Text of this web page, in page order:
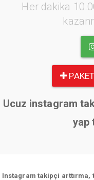
Her dakika
Ucuz instagram
yap
Instagram takipçi arttırma,